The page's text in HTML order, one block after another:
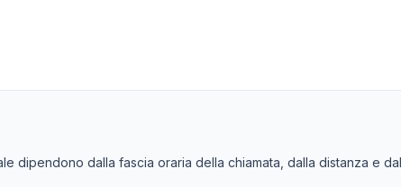
dipendono dalla fascia oraria della chiamata, dalla distanza e